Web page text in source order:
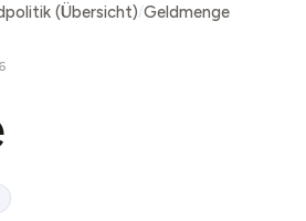
(Übersicht) Geldmenge